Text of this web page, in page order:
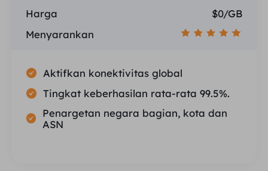
Harga
$0/GB
Menyarankan
Aktifkan konektivitas global
Tingkat keberhasilan rata-rata 99.5%.
Penargetan negara bagian, kota dan
ASN